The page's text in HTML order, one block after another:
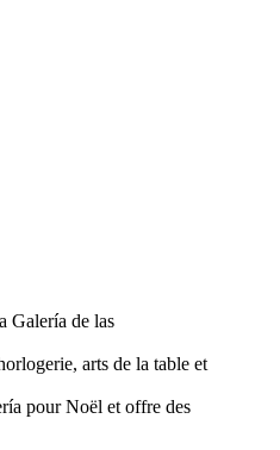
Galería de las
arts de la table et
pour Noël et offre des